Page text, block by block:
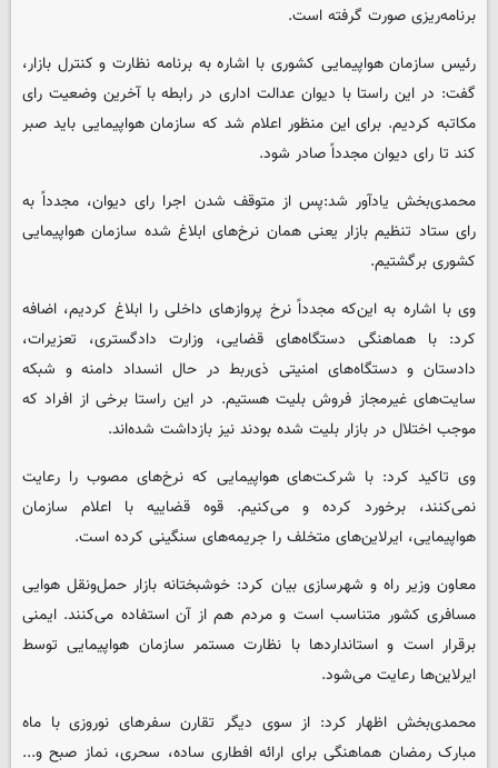
برنامه‌ریزی صورت گرفته است.
رئیس سازمان هواپیمایی کشوری با اشاره به برنامه‌ نظارت و کنترل بازار،‌
گفت: در این راستا با دیوان عدالت اداری در رابطه با آخرین وضعیت رای
مکاتبه‌ کردیم. برای این منظور اعلام شد که سازمان هواپیمایی باید صبر
کند تا رای دیوان مجدداً صادر شود.
محمدی‌بخش یادآور شد:‌پس از متوقف شدن اجرا رای دیوان، مجدداً به
رای ستاد تنظیم بازار یعنی همان نرخ‌های ابلاغ شده سازمان هواپیمایی
کشوری برگشتیم.
وی با اشاره به این‌که مجدداً نرخ پروازهای داخلی را ابلاغ کردیم، اضافه
کرد:‌ با هماهنگی دستگاه‌های قضایی، وزارت دادگستری، تعزیرات،‌
دادستان و دستگاه‌های امنیتی ذی‌ربط در حال انسداد دامنه و شبکه‌
سایت‌های غیرمجاز فروش بلیت هستیم. در این راستا برخی از افراد که
موجب اختلال در بازار بلیت شده بودند نیز بازداشت شده‌اند.
وی تاکید کرد:‌ با شرکـت‌های هواپیمایی که نرخ‌های مصوب را رعایت
نمی‌کنند، برخورد کرده و می‌کنیم. قوه قضاییه با اعلام سازمان
هواپیمایی، ایرلاین‌های متخلف را جریمه‌های سنگینی کرده است.
معاون وزیر راه و شهرسازی بیان کرد: خوشبختانه بازار حمل‌ونقل هوایی
مسافری کشور متناسب است و مردم هم از آن استفاده می‌کنند. ایمنی
برقرار است و استانداردها با نظارت مستمر سازمان هواپیمایی توسط
ایرلاین‌ها رعایت می‌شود.
محمدی‌بخش اظهار کرد:‌ از سوی دیگر تقارن سفرهای نوروزی با ماه
مبارک رمضان هماهنگی برای ارائه افطاری ساده،‌ سحری، نماز صبح و...